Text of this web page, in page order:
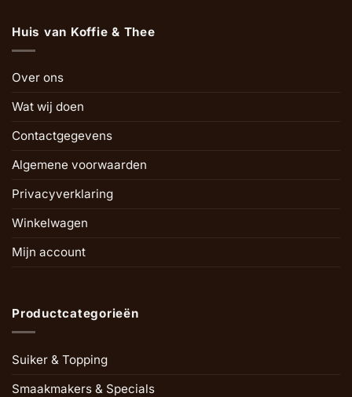
Huis van Koffie & Thee
Over ons
Wat wij doen
Contactgegevens
Algemene voorwaarden
Privacyverklaring
Winkelwagen
Mijn account
Productcategorieën
Suiker & Topping
Smaakmakers & Specials